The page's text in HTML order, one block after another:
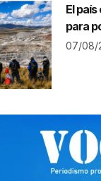
El
para
07/08/